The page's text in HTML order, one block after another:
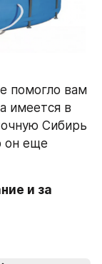
помогло вам
имеется в
Сибирь
он еще
и за